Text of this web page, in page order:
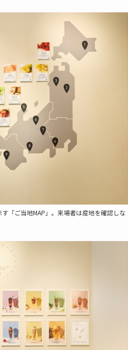
「ご当地MAP」。来場者は産地を確認しな